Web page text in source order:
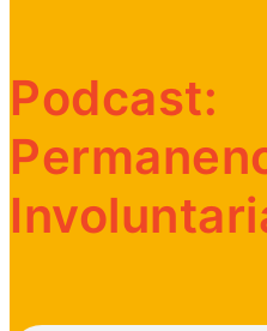
Podcast: